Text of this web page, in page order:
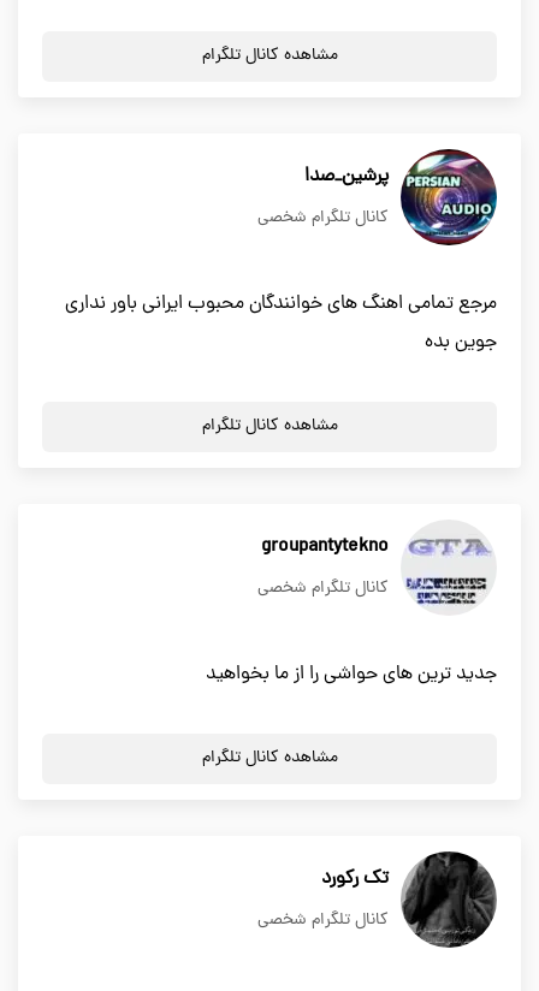
مشاهده کانال تلگرام
پرشین_صدا
کانال تلگرام شخصی
مرجع تمامی اهنگ های خوانندگان محبوب ایرانی باور نداری
جوین بده
مشاهده کانال تلگرام
groupantytekno
کانال تلگرام شخصی
جدید ترین های حواشی را از ما بخواهید
مشاهده کانال تلگرام
تک رکورد
کانال تلگرام شخصی